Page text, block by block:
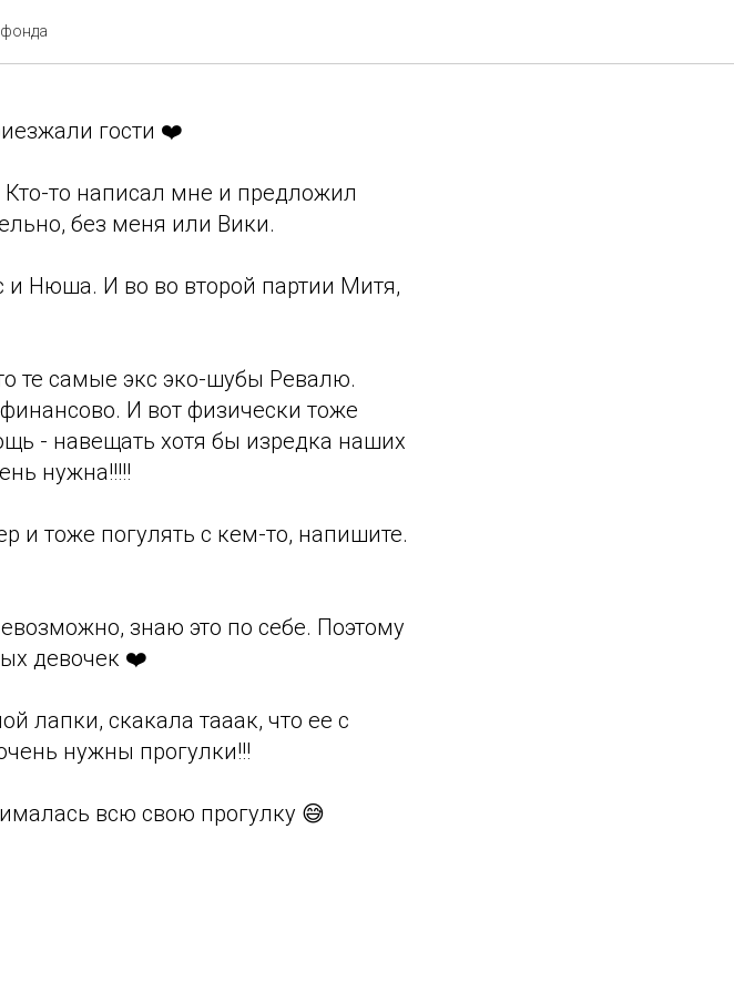
гости ❤️
то написал мне и предложил
без меня или Вики.
Нюша. И во во второй партии Митя,
те самые экс эко-шубы Ревалю.
И вот физически тоже
- навещать хотя бы изредка наших
нужна!!!!!
и тоже погулять с кем-то, напишите.
знаю это по себе. Поэтому
девочек ❤️
лапки, скакала тааак, что ее с
нужны прогулки!!!
всю свою прогулку 😅